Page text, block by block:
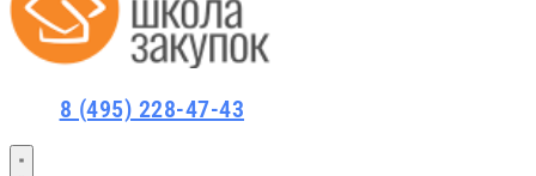
Курсы по 44-ФЗ
8 (495) 228-47-43